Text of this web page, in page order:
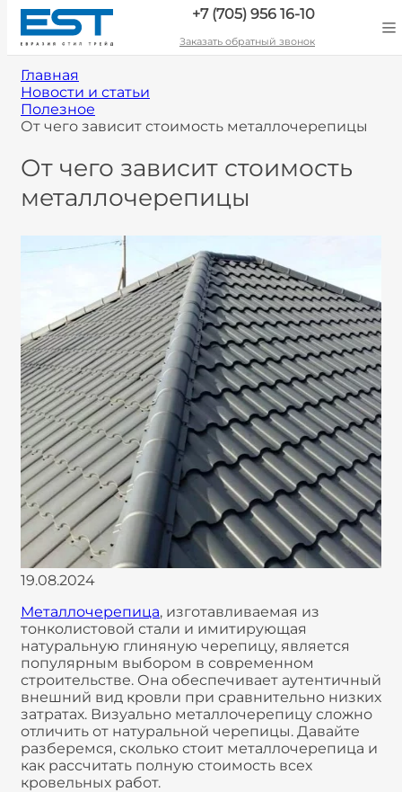
+7 (705) 956 16-10
Заказать обратный звонок
Главная
Новости и статьи
Полезное
От чего зависит стоимость металлочерепицы
От чего зависит стоимость
металлочерепицы
19.08.2024
Металлочерепица, изготавливаемая из
тонколистовой стали и имитирующая
натуральную глиняную черепицу, является
популярным выбором в современном
строительстве. Она обеспечивает аутентичный
внешний вид кровли при сравнительно низких
затратах. Визуально металлочерепицу сложно
отличить от натуральной черепицы. Давайте
разберемся, сколько стоит металлочерепица и
как рассчитать полную стоимость всех
кровельных работ.